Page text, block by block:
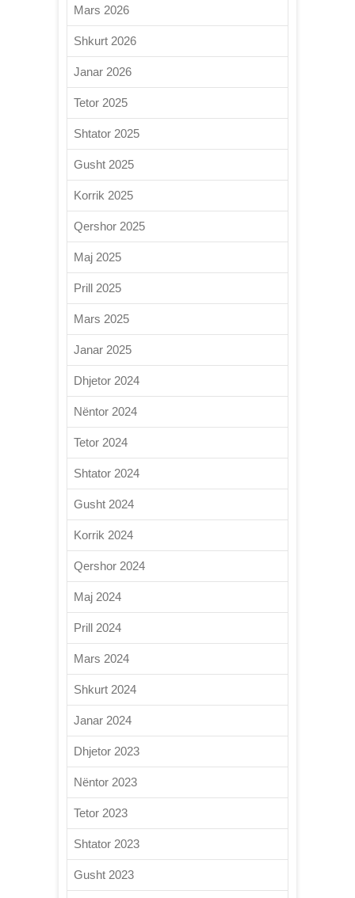
Mars 2026
Shkurt 2026
Janar 2026
Tetor 2025
Shtator 2025
Gusht 2025
Korrik 2025
Qershor 2025
Maj 2025
Prill 2025
Mars 2025
Janar 2025
Dhjetor 2024
Nëntor 2024
Tetor 2024
Shtator 2024
Gusht 2024
Korrik 2024
Qershor 2024
Maj 2024
Prill 2024
Mars 2024
Shkurt 2024
Janar 2024
Dhjetor 2023
Nëntor 2023
Tetor 2023
Shtator 2023
Gusht 2023